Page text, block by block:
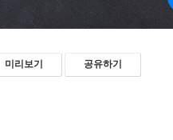
미리보기 공유하기